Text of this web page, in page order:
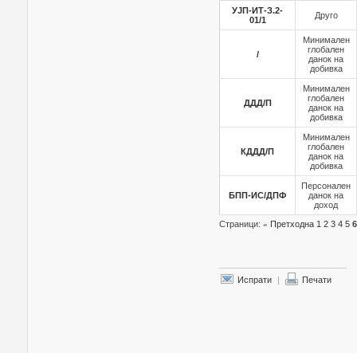
УЈП-ИТ-З.2-
01/1
Друго
/
Минимален
глобален
данок на
добивка
ДДД/П
Минимален
глобален
данок на
добивка
КДДД/П
Минимален
глобален
данок на
добивка
БПП-ИС/ДПФ
Персонален
данок на
доход
Страници: « Претходна 1 2 3 4 5 6
Испрати | Печати